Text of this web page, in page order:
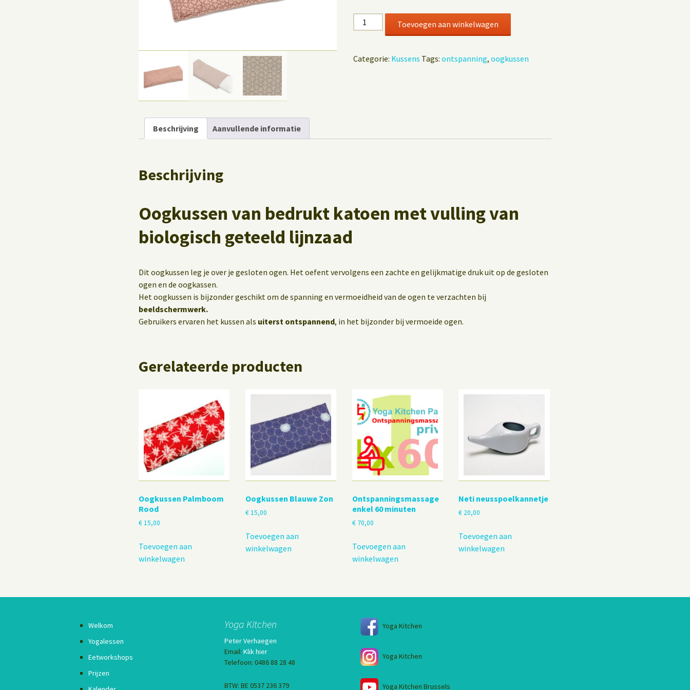
Oogkussen
Cirkels
Toevoegen aan winkelwagen
Categorie: Kussens Tags:ontspanning,oogkussen
Beschrijving Aanvullende informatie
Beschrijving
Oogkussen van bedrukt katoen met vulling van
biologisch geteeld lijnzaad
Dit oogkussen leg je over je gesloten ogen. Het oefent vervolgens een zachte en gelijkmatige druk uit op de gesloten
ogen en de oogkassen.
Het oogkussen is bijzonder geschikt om de spanning en vermoeidheid van de ogen te verzachten bij
beeldschermwerk.
Gebruikers ervaren het kussen als uiterst ontspannend, in het bijzonder bij vermoeide ogen.
Gerelateerde producten
Oogkussen Palmboom
Rood
€15,00
Toevoegen aan
winkelwagen
Oogkussen Blauwe Zon
€15,00
Toevoegen aan
winkelwagen
Ontspanningsmassage
enkel 60 minuten
€70,00
Toevoegen aan
winkelwagen
Neti neusspoelkannetje
€ 20,00
Toevoegen aan
winkelwagen
Welkom
Yogalessen
Eetworkshops
Prijzen
Yoga Kitchen
Peter Verhaegen
Email: Klik hier
Telefoon: 0486 88 28 48
BTW: BE 0537 236 379
Yoga Kitchen
Yoga Kitchen
Yoga Kitchen Brussels